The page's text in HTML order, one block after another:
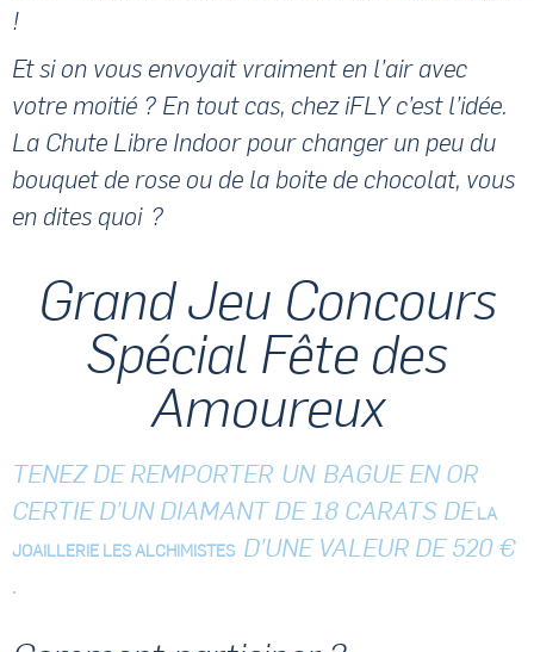
!
Et si on vous envoyait vraiment en l’air avec
votre moitié ? En tout cas, chez iFLY c’est l’idée.
La Chute Libre Indoor pour changer un peu du
bouquet de rose ou de la boite de chocolat, vous
en dites quoi ?
Grand Jeu Concours
Spécial Fête des
Amoureux
TENEZ DE REMPORTER UN BAGUE EN OR
CERTIE D’UN DIAMANT DE 18 CARATS DELA
JOAILLERIE LES ALCHIMISTES D’UNE VALEUR DE 520 €